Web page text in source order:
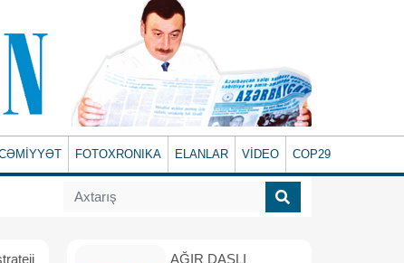
FOTOXRONIKA ELANLAR VİDEO COP29
AĞIR DAŞLI